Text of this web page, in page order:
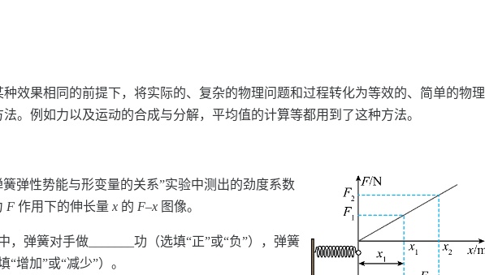
效果相同的前提下，将实际的、复杂的物理问题和过程转化为等效的、简单的物理
。例如力以及运动的合成与分解，平均值的计算等都用到了这种方法。
弹性势能与形变量的关系”实验中测出的劲度系数
F 作用下的伸长量 x 的 F–x 图像。
，弹簧对手做_______功（选填“正”或“负”），弹簧
“增加”或“减少”）。